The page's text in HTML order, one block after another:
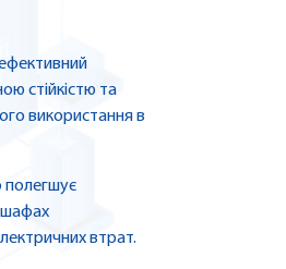
стійкістю та
використання в
полегшує
шафах
втрат.